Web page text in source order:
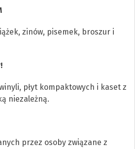
zinów, pisemek, broszur i
płyt kompaktowych i kaset z
niezależną.
przez osoby związane z